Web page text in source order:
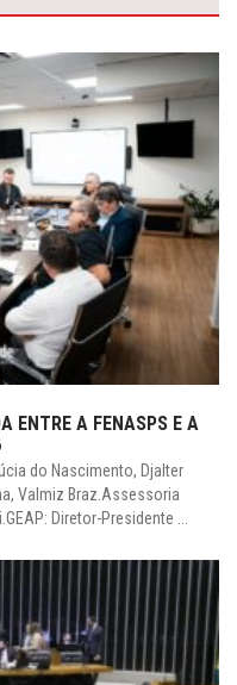
ENTRE A FENASPS E A
do Nascimento, Djalter
Valmiz Braz.Assessoria
Diretor-Presidente ...